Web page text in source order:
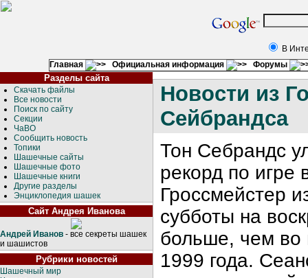
В
Главная
Официальная информация Форумы
Разделы сайта
Скачать файлы
Все новости
Поиск по сайту
Секции
ЧаВО
Сообщить новость
Топики
Шашечные сайты
Шашечные фото
Шашечные книги
Другие разделы
Энциклопедия шашек
Сайт Андрея Иванова
Андрей Иванов - все секреты шашек
и шашистов
Рубрики новостей
Шашечный мир
Новости из
Сейбрандса
Тон Себрандс
рекорд по
Гроссмейстер
субботы на
больше, чем во
1999 года.